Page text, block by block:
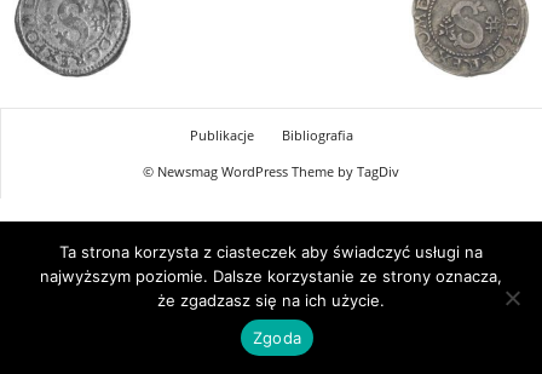
Publikacje
Bibliografia
© Newsmag WordPress Theme by TagDiv
Ta strona korzysta z ciasteczek aby świadczyć usługi na
najwyższym poziomie. Dalsze korzystanie ze strony oznacza,
że zgadzasz się na ich użycie.
Zgoda